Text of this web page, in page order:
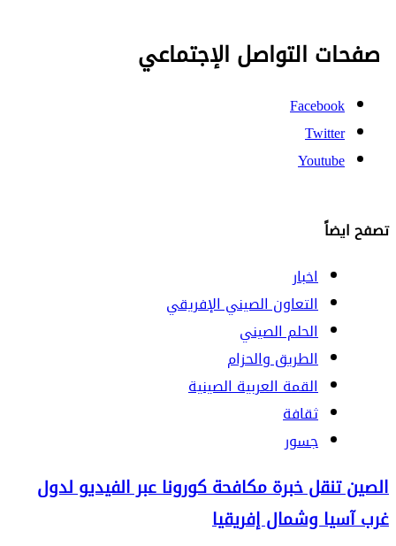
صفحات التواصل الإجتماعي
Facebook
Twitter
Youtube
تصفح ايضاً
اخبار
التعاون الصيني الإفريقي
الحلم الصيني
الطريق والحزام
القمة العربية الصينية
ثقافة
جسور
الصين تنقل خبرة مكافحة كورونا عبر الفيديو لدول
غرب آسيا وشمال إفريقيا